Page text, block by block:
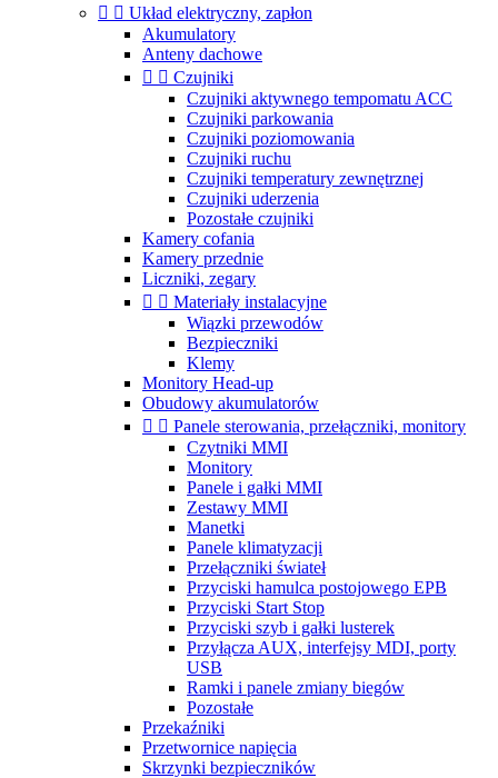
  Układ elektryczny, zapłon
Akumulatory
Anteny dachowe
  Czujniki
Czujniki aktywnego tempomatu ACC
Czujniki parkowania
Czujniki poziomowania
Czujniki ruchu
Czujniki temperatury zewnętrznej
Czujniki uderzenia
Pozostałe czujniki
Kamery cofania
Kamery przednie
Liczniki, zegary
  Materiały instalacyjne
Wiązki przewodów
Bezpieczniki
Klemy
Monitory Head-up
Obudowy akumulatorów
  Panele sterowania, przełączniki, monitory
Czytniki MMI
Monitory
Panele i gałki MMI
Zestawy MMI
Manetki
Panele klimatyzacji
Przełączniki świateł
Przyciski hamulca postojowego EPB
Przyciski Start Stop
Przyciski szyb i gałki lusterek
Przyłącza AUX, interfejsy MDI, porty
USB
Ramki i panele zmiany biegów
Pozostałe
Przekaźniki
Przetwornice napięcia
Skrzynki bezpieczników